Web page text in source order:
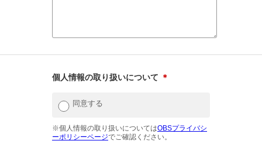
個人情報の取り扱いについて ＊
同意する
※個人情報の取り扱いについてはOBSプライバシ
ーポリシーページでご確認ください。